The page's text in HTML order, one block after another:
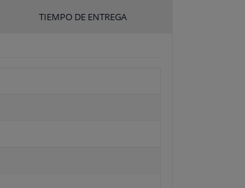
TIEMPO DE ENTREGA